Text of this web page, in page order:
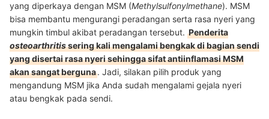
yang diperkaya dengan MSM (Methylsulfonylmethane). MSM
bisa membantu mengurangi peradangan serta rasa nyeri yang
mungkin timbul akibat peradangan tersebut. Penderita
osteoarthritissering kali mengalami bengkak di bagian sendi
yang disertai rasa nyeri sehingga sifat antiinflamasi MSM
akan sangat berguna. Jadi, silakan pilih produk yang
mengandung MSM jika Anda sudah mengalami gejala nyeri
atau bengkak pada sendi.